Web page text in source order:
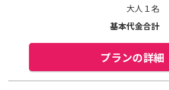
大人１名
基本代金合計
プランの詳細